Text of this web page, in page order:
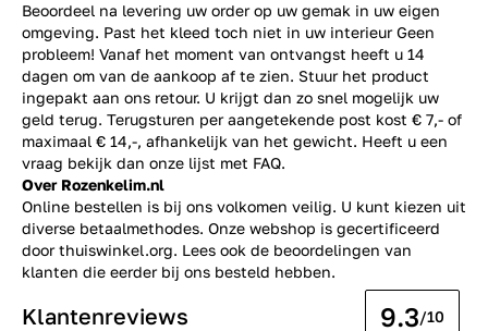
Beoordeel na levering uw order op uw gemak in uw eigen
omgeving. Past het kleed toch niet in uw interieur Geen
probleem! Vanaf het moment van ontvangst heeft u 14
dagen om van de aankoop af te zien. Stuur het product
ingepakt aan ons retour. U krijgt dan zo snel mogelijk uw
geld terug. Terugsturen per aangetekende post kost € 7,- of
maximaal € 14,-, afhankelijk van het gewicht. Heeft u een
vraag bekijk dan onze lijst met FAQ.
Over Rozenkelim.nl
Online bestellen is bij ons volkomen veilig. U kunt kiezen uit
diverse betaalmethodes. Onze webshop is gecertificeerd
door thuiswinkel.org. Lees ook de beoordelingen van
klanten die eerder bij ons besteld hebben.
Klantenreviews 9.3/10